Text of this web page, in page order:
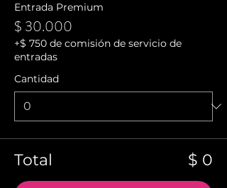
Entrada Premium
$ 30.000
+$ 750 de comisión de servicio de
entradas
Cantidad
Total $ 0